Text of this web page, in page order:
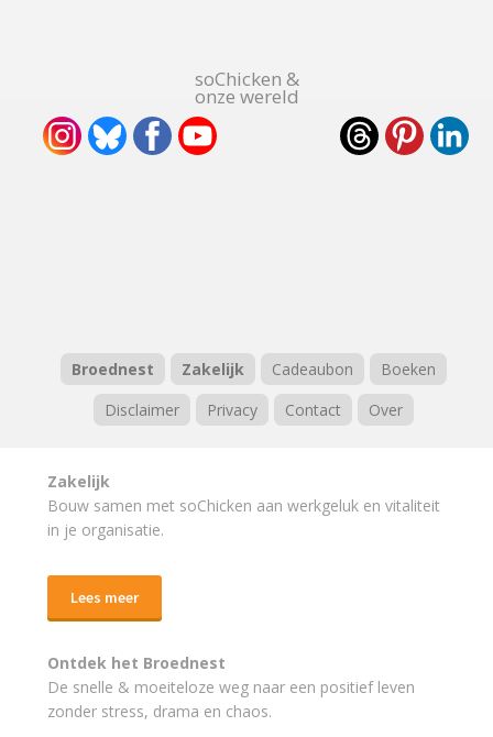
soChicken &
onze wereld
Broednest Zakelijk Cadeaubon
Boeken
Disclaimer
Privacy Contact Over
Zakelijk
Bouw samen met soChicken aan werkgeluk en vitaliteit
in je organisatie.
Lees meer
Ontdek het Broednest
De snelle & moeiteloze weg naar een positief leven
zonder stress, drama en chaos.